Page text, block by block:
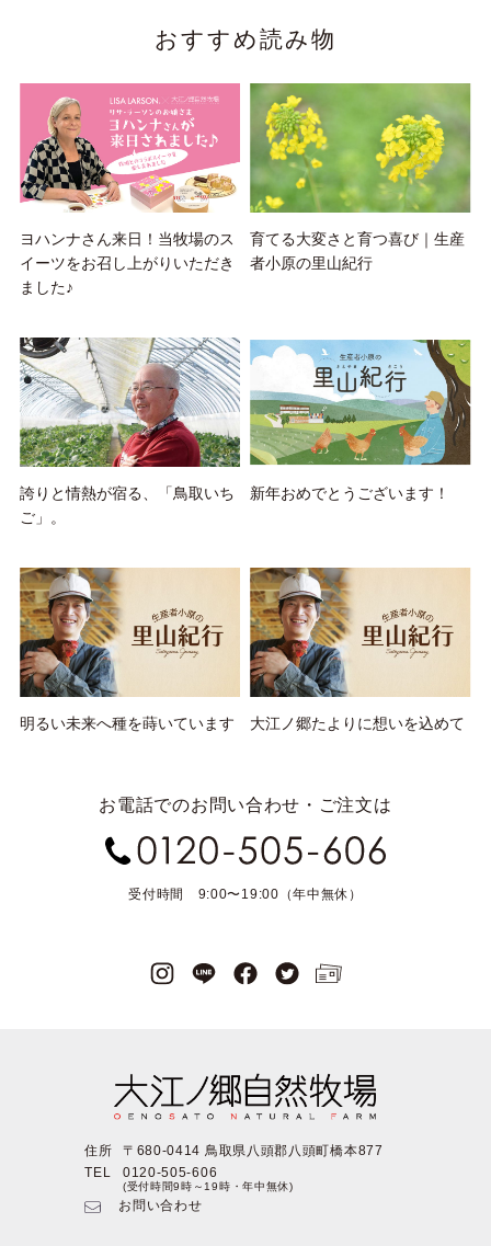
おすすめ読み物
ヨハンナさん来日！当牧場のス
イーツをお召し上がりいただき
ました♪
育てる大変さと育つ喜び｜生産
者小原の里山紀行
誇りと情熱が宿る、「鳥取いち
ご」。
新年おめでとうございます！
明るい未来へ種を蒔いています 大江ノ郷たよりに想いを込めて
お電話でのお問い合わせ・ご注文は
受付時間 9:00〜19:00（年中無休）
住所
〒680-0414 鳥取県八頭郡八頭町橋本877
TEL
0120-505-606
(受付時間9時～19時・年中無休)
お問い合わせ